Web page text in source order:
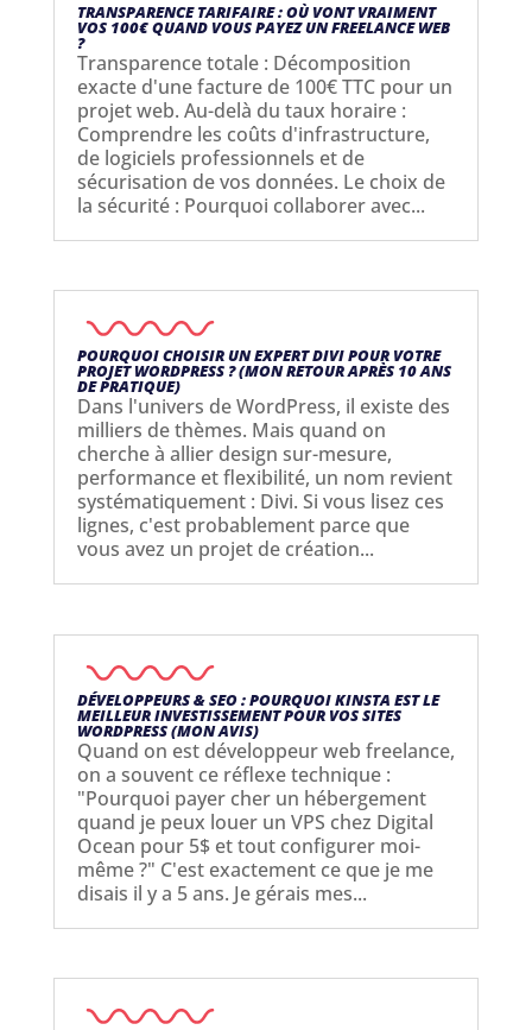
TRANSPARENCE TARIFAIRE : OÙ VONT VRAIMENT
VOS 100€ QUAND VOUS PAYEZ UN FREELANCE WEB
?
Transparence totale : Décomposition
exacte d'une facture de 100€ TTC pour un
projet web. Au-delà du taux horaire :
Comprendre les coûts d'infrastructure,
de logiciels professionnels et de
sécurisation de vos données. Le choix de
la sécurité : Pourquoi collaborer avec...
POURQUOI CHOISIR UN EXPERT DIVI POUR VOTRE
PROJET WORDPRESS ? (MON RETOUR APRÈS 10 ANS
DE PRATIQUE)
Dans l'univers de WordPress, il existe des
milliers de thèmes. Mais quand on
cherche à allier design sur-mesure,
performance et flexibilité, un nom revient
systématiquement : Divi. Si vous lisez ces
lignes, c'est probablement parce que
vous avez un projet de création...
DÉVELOPPEURS & SEO : POURQUOI KINSTA EST LE
MEILLEUR INVESTISSEMENT POUR VOS SITES
WORDPRESS (MON AVIS)
Quand on est développeur web freelance,
on a souvent ce réflexe technique :
"Pourquoi payer cher un hébergement
quand je peux louer un VPS chez Digital
Ocean pour 5$ et tout configurer moi-
même ?" C'est exactement ce que je me
disais il y a 5 ans. Je gérais mes...